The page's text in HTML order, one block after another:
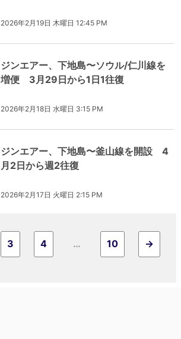
2026年2月19日 木曜日 12:45 PM
ジンエアー、下地島〜ソウル/仁川線を
増便 3月29日から1日1往復
2026年2月18日 水曜日 3:15 PM
ジンエアー、下地島〜釜山線を開設 4
月2日から週2往復
2026年2月17日 火曜日 2:15 PM
3 4 … 10 →